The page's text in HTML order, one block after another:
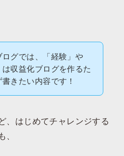
ログでは、「経験」や
は収益化ブログを作るた
きたい内容です！
、はじめてチャレンジする
、